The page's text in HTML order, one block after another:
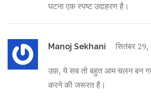
घटना एक स्पष्ट उदाहरण है।
Manoj Sekhani सितंबर
उफ़, ये सब तो बहुत आम चलन बन
करने की जरूरत है।